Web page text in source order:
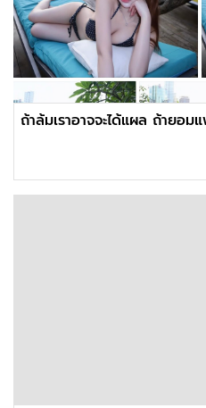
ถ้าล้มเราอาจจะได้แผล ถ้ายอมแ